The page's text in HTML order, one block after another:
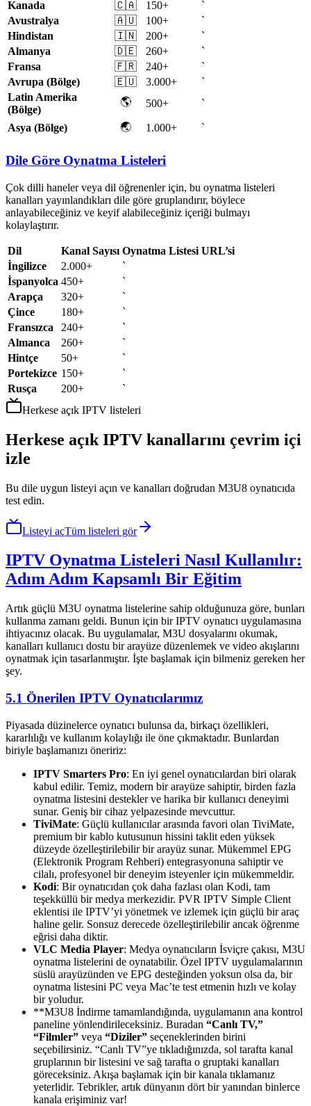
Kanada 🇨🇦 150+
`
Avustralya
🇦🇺 100+
`
Hindistan
🇮🇳 200+
`
Almanya
🇩🇪 260+
`
Fransa
🇫🇷 240+
`
Avrupa (Bölge)
🇪🇺 3.000+
`
Latin Amerika
(Bölge)
🌎 500+ `
Asya (Bölge) 🌏 1.000+ `
Dile Göre Oynatma Listeleri
Çok dilli haneler veya dil öğrenenler için, bu oynatma listeleri
kanalları yayınlandıkları dile göre gruplandırır, böylece
anlayabileceğiniz ve keyif alabileceğiniz içeriği bulmayı
kolaylaştırır.
Dil Kanal Sayısı Oynatma Listesi URL’si
İngilizce
2.000+
`
İspanyolca 450+
`
Arapça
320+
`
Çince
180+
`
Fransızca
240+
`
Almanca
260+
`
Hintçe
50+
`
Portekizce 150+
`
Rusça
200+
`
Herkese açık IPTV listeleri
Herkese açık IPTV kanallarını çevrim içi
izle
Bu dile uygun listeyi açın ve kanalları doğrudan M3U8 oynatıcıda
test edin.
Listeyi açTüm listeleri gör
IPTV Oynatma Listeleri Nasıl Kullanılır:
Adım Adım Kapsamlı Bir Eğitim
Artık güçlü M3U oynatma listelerine sahip olduğunuza göre, bunları
kullanma zamanı geldi. Bunun için bir IPTV oynatıcı uygulamasına
ihtiyacınız olacak. Bu uygulamalar, M3U dosyalarını okumak,
kanalları kullanıcı dostu bir arayüze düzenlemek ve video akışlarını
oynatmak için tasarlanmıştır. İşte başlamak için bilmeniz gereken her
şey.
5.1 Önerilen IPTV Oynatıcılarımız
Piyasada düzinelerce oynatıcı bulunsa da, birkaçı özellikleri,
kararlılığı ve kullanım kolaylığı ile öne çıkmaktadır. Bunlardan
biriyle başlamanızı öneririz:
IPTV Smarters Pro: En iyi genel oynatıcılardan biri olarak
kabul edilir. Temiz, modern bir arayüze sahiptir, birden fazla
oynatma listesini destekler ve harika bir kullanıcı deneyimi
sunar. Geniş bir cihaz yelpazesinde mevcuttur.
TiviMate: Güçlü kullanıcılar arasında favori olan TiviMate,
premium bir kablo kutusunun hissini taklit eden yüksek
düzeyde özelleştirilebilir bir arayüz sunar. Mükemmel EPG
(Elektronik Program Rehberi) entegrasyonuna sahiptir ve
cilalı, profesyonel bir deneyim isteyenler için mükemmeldir.
Kodi: Bir oynatıcıdan çok daha fazlası olan Kodi, tam
teşekküllü bir medya merkezidir. PVR IPTV Simple Client
eklentisi ile IPTV’yi yönetmek ve izlemek için güçlü bir araç
haline gelir. Sonsuz derecede özelleştirilebilir ancak öğrenme
eğrisi daha diktir.
VLC Media Player: Medya oynatıcıların İsviçre çakısı, M3U
oynatma listelerini de oynatabilir. Özel IPTV uygulamalarının
süslü arayüzünden ve EPG desteğinden yoksun olsa da, bir
oynatma listesini PC veya Mac’te test etmenin hızlı ve kolay
bir yoludur.
**M3U8 İndirme tamamlandığında, uygulamanın ana kontrol
paneline yönlendirileceksiniz. Buradan “Canlı TV,”
“Filmler” veya “Diziler” seçeneklerinden birini
seçebilirsiniz. “Canlı TV”ye tıkladığınızda, sol tarafta kanal
gruplarının bir listesini ve sağ tarafta o gruptaki kanalları
göreceksiniz. Akışa başlamak için bir kanala tıklamanız
yeterlidir. Tebrikler, artık dünyanın dört bir yanından binlerce
kanala erişiminiz var!